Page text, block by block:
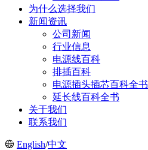
为什么选择我们
新闻资讯
公司新闻
行业信息
电源线百科
排插百科
电源插头插芯百科全书
延长线百科全书
关于我们
联系我们
English/中文